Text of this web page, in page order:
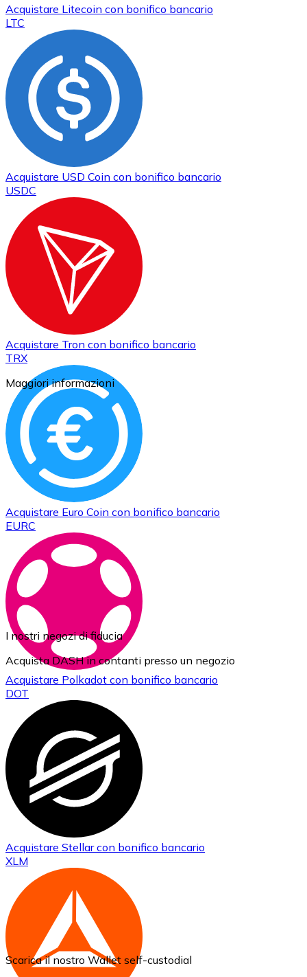
Acquistare Litecoin con bonifico bancario
LTC
Acquistare USD Coin con bonifico bancario
USDC
Acquistare Tron con bonifico bancario
TRX
Acquistare Euro Coin con bonifico bancario
EURC
Acquistare Polkadot con bonifico bancario
DOT
Acquistare Stellarcon bonifico bancario
XLM
Maggiori informazioni
I nostri negozi di fiducia
Acquista DASH in contanti presso un negozio
Scarica il nostro Wallet self-custodial